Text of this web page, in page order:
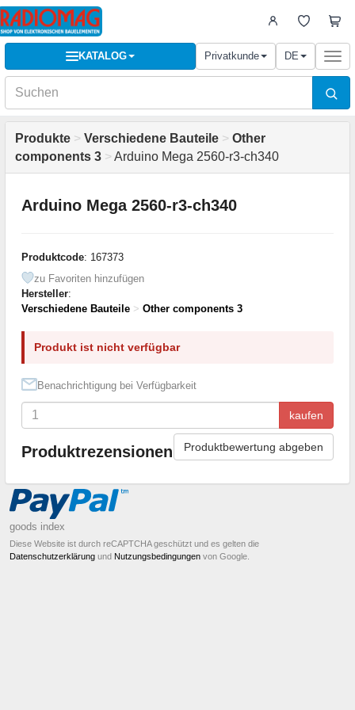
KATALOG Privatkunde DE
Produkte > Verschiedene Bauteile > Other
components 3 > Arduino Mega 2560-r3-ch340
Arduino Mega 2560-r3-ch340
Produktcode: 167373
zu Favoriten hinzufügen
Hersteller:
Verschiedene Bauteile > Other components 3
Produkt ist nicht verfügbar
Benachrichtigung bei Verfügbarkeit
kaufen
Produktrezensionen Produktbewertung abgeben
goods index
Diese Website ist durch reCAPTCHA geschützt und es gelten die
Datenschutzerklärung und Nutzungsbedingungen von Google.